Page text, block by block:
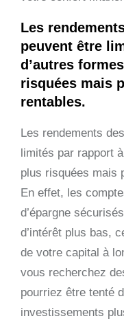
Les
peuvent être
d’autres
risquées mais
rentables.
Les rendements
limités par rapport
plus risquées mais
En effet, les
d’épargne
d’intérêt plus bas,
de votre capital à
vous recherchez
pourriez être tenté
investissements